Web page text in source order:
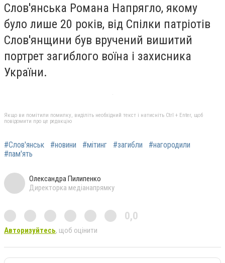
Слов'янська Романа Напрягло, якому
було лише 20 років, від Спілки патріотів
Слов'янщини був вручений вишитий
портрет загиблого воїна і захисника
України.
Якщо ви помітили помилку, виділіть необхідний текст і натисніть Ctrl + Enter, щоб
повідомити про це редакцію
#Слов'янськ #новини #мітинг #загибли
#нагородили
#пам'ять
Олександра Пилипенко
Директорка медіанапрямку
0,0
Авторизуйтесь, щоб оцінити